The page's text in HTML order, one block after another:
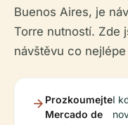
Buenos Aires, je
Torre nutností. Zde
návštěvu co
Prozkoumejte
Mercado de
I